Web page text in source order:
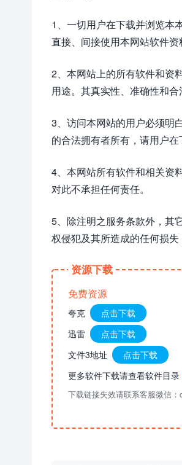
1、一切用户在下载并浏览本
直接、间接使用本网站软件
2、本网站上的所有软件和资
用途。其真实性、准确性和
3、访问本网站的用户必须明
的合法拥有者所有，请用户在
4、本网站所有软件和相关资
对此不承担任何责任。
5、除注明之服务条款外，其
权侵犯及其所造成的任何损失
资源下载
免费资源
夸克
点击下载
迅雷
点击下载
文件3地址
点击下载
更多软件下载请查看软件目录
下载链接失效请联系客服微信：